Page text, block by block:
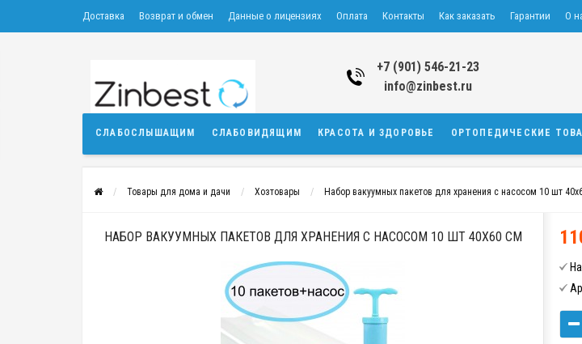
Доставка Возврат и обмен Данные о лицензиях Оплата Контакты Как заказать Гарантии О
+7 (901) 546-21-23
info@zinbest.ru
СЛАБОСЛЫШАЩИМ СЛАБОВИДЯЩИМ КРАСОТА И ЗДОРОВЬЕ ОРТОПЕДИЧЕСКИЕ
Товары для дома и дачи Хозтовары Набор вакуумных пакетов для хранения с насосом 10 шт
НАБОР ВАКУУМНЫХ ПАКЕТОВ ДЛЯ ХРАНЕНИЯ С НАСОСОМ 10 ШТ 40Х60 СМ